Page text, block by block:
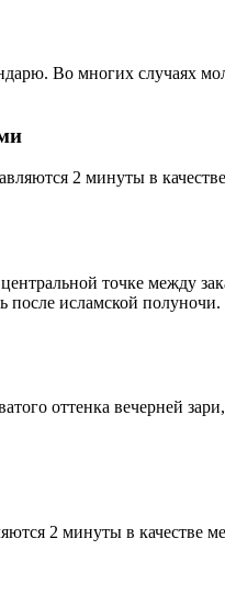
Во многих случаях
2 минуты в
точке между
исламской
оттенка вечерней
2 минуты в качестве